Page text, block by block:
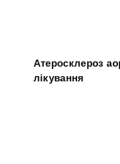
Атеросклероз
лікування